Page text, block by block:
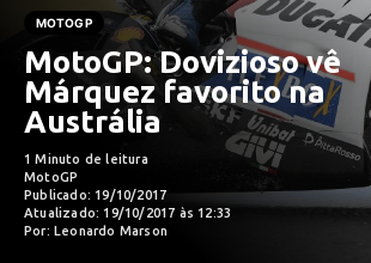
MOTOGP
MotoGP: Dovizioso vê
Márquez favorito na
Austrália
1 Minuto de leitura
MotoGP
Publicado: 19/10/2017
Atualizado: 19/10/2017 às 12:33
Por: Leonardo Marson